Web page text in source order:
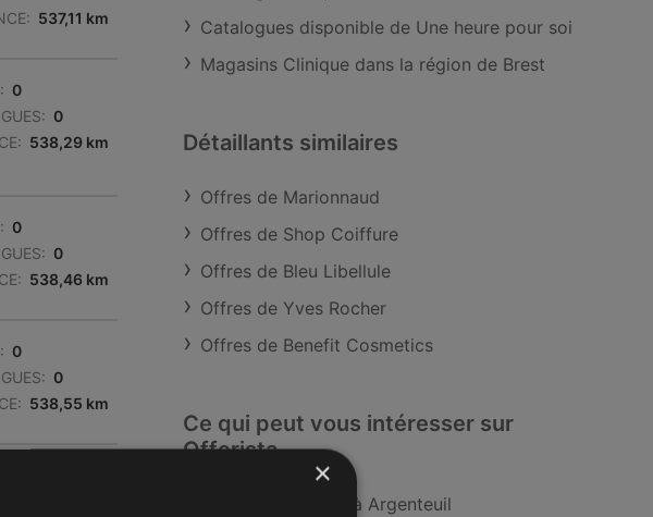
537,11 km
0
0
538,29 km
0
0
538,46 km
0
0
538,55 km
Catalogues disponible de Une heure pour soi
Magasins Clinique dans la région de Brest
Détaillants similaires
Offres de Marionnaud
Offres de Shop Coiffure
Offres de Bleu Libellule
Offres de Yves Rocher
Offres de Benefit Cosmetics
Ce qui peut vous intéresser sur
Offerista
Place de la Literie à Argenteuil
×